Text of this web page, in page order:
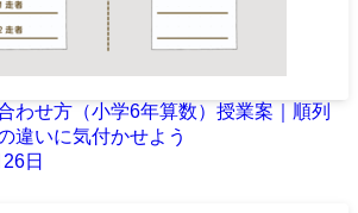
わせ方（小学6年算数）授業案｜順列
違いに気付かせよう
日